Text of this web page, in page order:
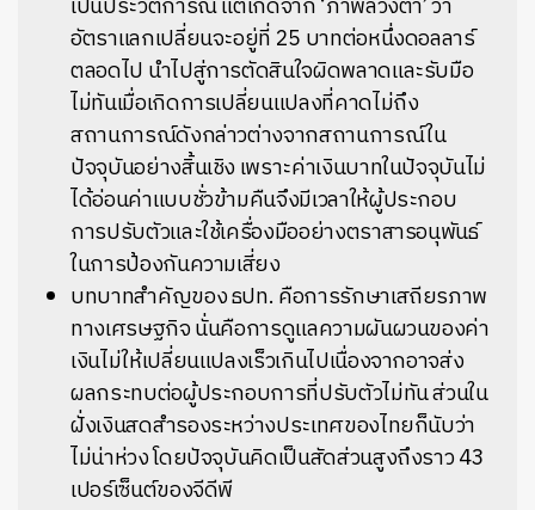
เป็นประวัติการณ์ แต่เกิดจาก ‘ภาพลวงตา’ ว่า
อัตราแลกเปลี่ยนจะอยู่ที่ 25 บาทต่อหนึ่งดอลลาร์
ตลอดไป นำไปสู่การตัดสินใจผิดพลาดและรับมือ
ไม่ทันเมื่อเกิดการเปลี่ยนแปลงที่คาดไม่ถึง
สถานการณ์ดังกล่าวต่างจากสถานการณ์ใน
ปัจจุบันอย่างสิ้นเชิง เพราะค่าเงินบาทในปัจจุบันไม่
ได้อ่อนค่าแบบชั่วข้ามคืนจึงมีเวลาให้ผู้ประกอบ
การปรับตัวและใช้เครื่องมืออย่างตราสารอนุพันธ์
ในการป้องกันความเสี่ยง
บทบาทสำคัญของ ธปท. คือการรักษาเสถียรภาพ
ทางเศรษฐกิจ นั่นคือการดูแลความผันผวนของค่า
เงินไม่ให้เปลี่ยนแปลงเร็วเกินไปเนื่องจากอาจส่ง
ผลกระทบต่อผู้ประกอบการที่ปรับตัวไม่ทัน ส่วนใน
ฝั่งเงินสดสำรองระหว่างประเทศของไทยก็นับว่า
ไม่น่าห่วง โดยปัจจุบันคิดเป็นสัดส่วนสูงถึงราว 43
เปอร์เซ็นต์ของจีดีพี